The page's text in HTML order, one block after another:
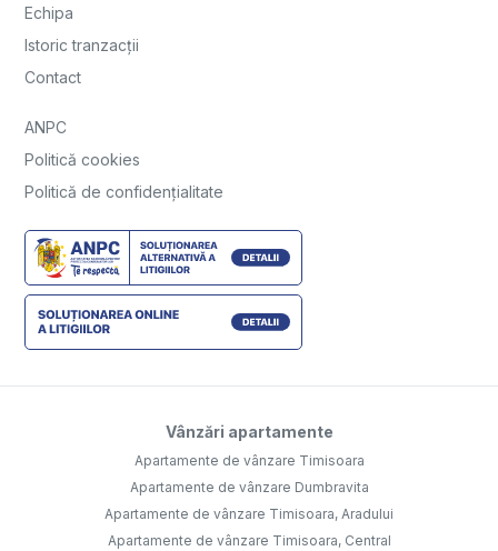
Echipa
Istoric tranzacții
Contact
ANPC
Politică cookies
Politică de confidențialitate
Vânzări apartamente
Apartamente de vânzare Timisoara
Apartamente de vânzare Dumbravita
Apartamente de vânzare Timisoara, Aradului
Apartamente de vânzare Timisoara, Central